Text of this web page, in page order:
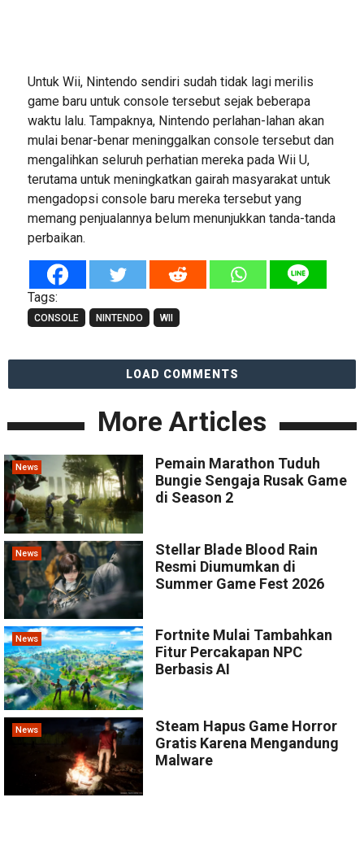
Untuk Wii, Nintendo sendiri sudah tidak lagi merilis
game baru untuk console tersebut sejak beberapa
waktu lalu. Tampaknya, Nintendo perlahan-lahan akan
mulai benar-benar meninggalkan console tersebut dan
mengalihkan seluruh perhatian mereka pada Wii U,
terutama untuk meningkatkan gairah masyarakat untuk
mengadopsi console baru mereka tersebut yang
memang penjualannya belum menunjukkan tanda-tanda
perbaikan.
Tags:
CONSOLE NINTENDO WII
LOAD COMMENTS
More Articles
News
Pemain Marathon Tuduh
Bungie Sengaja Rusak Game
di Season 2
News
Stellar Blade Blood Rain
Resmi Diumumkan di
Summer Game Fest 2026
News
Fortnite Mulai Tambahkan
Fitur Percakapan NPC
Berbasis AI
News
Steam Hapus Game Horror
Gratis Karena Mengandung
Malware